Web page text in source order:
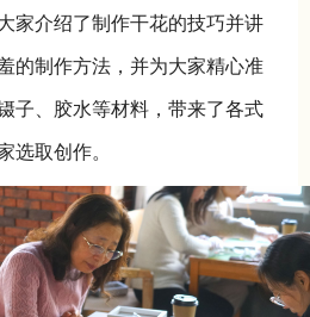
家介绍了制作干花的技巧并讲
的制作方法，并为大家精心准
子、胶水等材料，带来了各式
选取创作。